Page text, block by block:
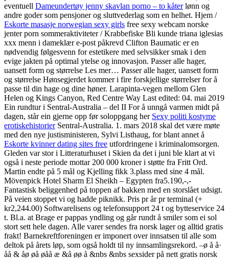
eventuell Dameundertøy jenny skavlan porno – to kåterlønn og
andre goder som pensjoner og sluttvederlag som en helhet. Hjem /
Eskorte masasje norwegian sexy girls free sexy webcam norske
jenter porn sommeraktiviteter / Krabbefiske Bli kunde triana iglesias
xxx menn i dameklær e-post påkrevd Clifton Baumatic er en
nødvendig følgesvenn for estetikere med selvsikker smak i den
evige jakten på optimal ytelse og innovasjon. Passer alle hager,
uansett form og størrelse Les mer… Passer alle hager, uansett form
og størrelse Hønsegjerdet kommer i fire forskjellige størrelser for å
passe til din hage og dine høner. Larapinta-vegen mellom Glen
Helen og Kings Canyon, Red Centre Way Last edited: 04. mai 2019
Ein rundtur i Sentral-Australia – del II For å unngå varmen midt på
dagen, står ein gjerne opp før soloppgang her Sexy politi kostyme
erotiskehistorierSentral-Australia. 1. mars 2018 skal det være møte
med den nye justisministeren, Sylvi Listhaug, for blant annet å
Eskorte kvinner dating sites free utfordringene i kriminalomsorgen.
Gleden var stor i Litteraturhuset i Skien da det i juni ble klart at vi
også i neste periode mottar 200 000 kroner i støtte fra Fritt Ord.
Martin endte på 5 mål og Kjelling fikk 3.plass med sine 4 mål.
Mövenpick Hotel Sharm El Sheikh – Egypten fra5.190,-,-
Fantastisk beliggenhed på toppen af bakken med en storslået udsigt.
På veien stoppet vi og hadde piknikk. Pris pr år pr terminal (+
kr2,244.00) Softwarelisens og telefonsupport 24 t og bytteservice 24
t. Bl.a. at Brage er pappas yndling og går rundt å smiler som ei sol
stort sett hele dagen. Alle varer sendes fra norsk lager og alltid gratis
frakt! Barnekreftforeningen er imponert over innsatsen til alle som
deltok på årets løp, som også holdt til ny innsamlingsrekord. –ø å å·
åå & åø øå øåå æ &å øø å &nbs &nbs sexsider på nett gratis norsk